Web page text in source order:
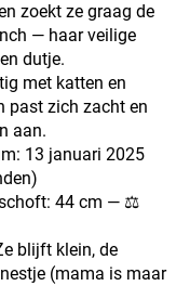
zoekt ze graag de
— haar veilige
dutje.
met katten en
past zich zacht en
aan.
13 januari 2025
schoft: 44 cm — ⚖️
blijft klein, de
(mama is maar